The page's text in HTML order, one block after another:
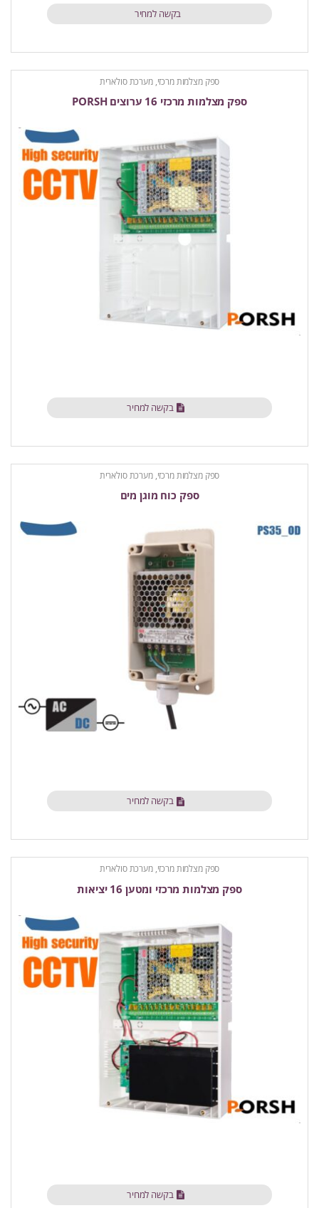
בקשה למחיר
ספק מצלמות מרכזי, מערכת סולארית
ספק מצלמות מרכזי 16 ערוצים PORSH
בקשה למחיר
ספק מצלמות מרכזי, מערכת סולארית
ספק כוח מוגן מים
בקשה למחיר
ספק מצלמות מרכזי, מערכת סולארית
ספק מצלמות מרכזי ומטען 16 יציאות
בקשה למחיר